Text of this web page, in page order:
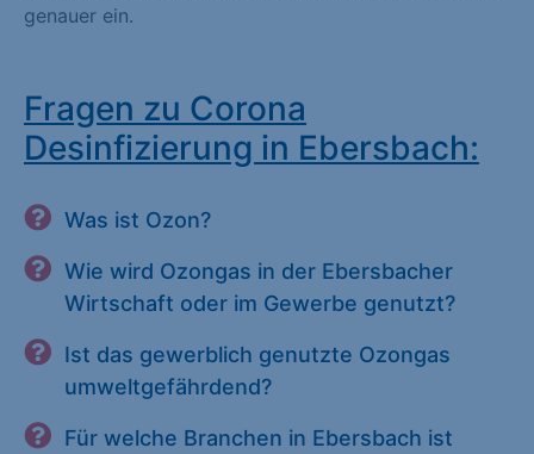
genauer ein.
Fragen zu Corona
Desinfizierung in Ebersbach:
Was ist Ozon?
Wie wird Ozongas in der Ebersbacher
Wirtschaft oder im Gewerbe genutzt?
Ist das gewerblich genutzte Ozongas
umweltgefährdend?
Für welche Branchen in Ebersbach ist